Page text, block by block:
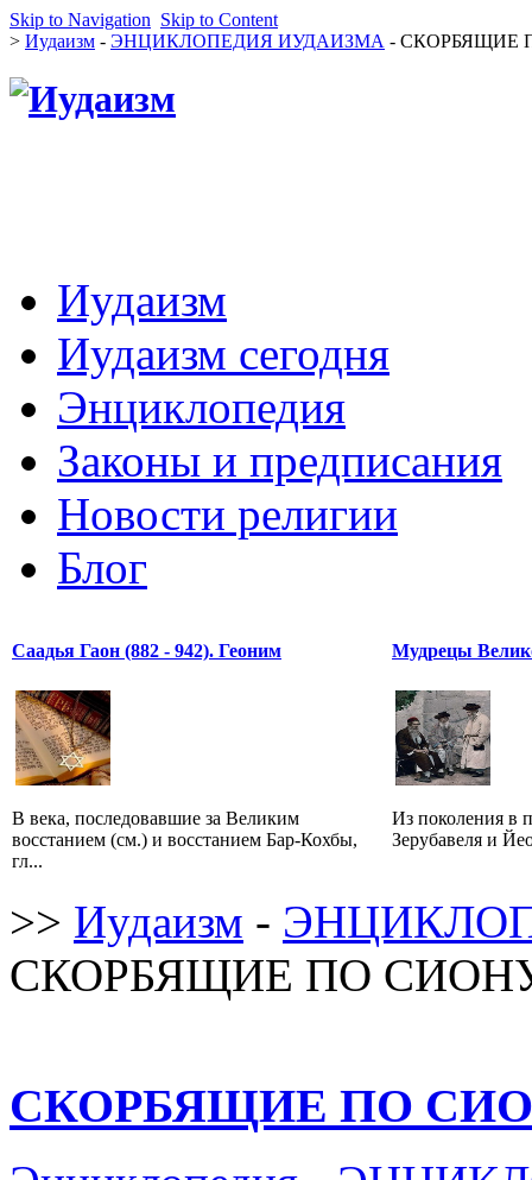
Skip to Navigation Skip to Content
> Иудаизм - ЭНЦИКЛОПЕДИЯ ИУДАИЗМА - СКОРБЯЩИЕ
Иудаизм
Иудаизм сегодня
Энциклопедия
Законы и предписания
Новости религии
Блог
Саадья Гаон (882 - 942). Геоним
В века, последовавшие за Великим
восстанием (см.) и восстанием Бар-Кохбы,
гл...
Мудрецы
Из поколения в
Зерубавеля и
>> Иудаизм -
СКОРБЯЩИЕ ПО СИОНУ
СКОРБЯЩИЕ ПО